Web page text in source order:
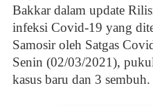
Bakkar dalam update
infeksi Covid-19 yang
Samosir oleh Satgas
Senin (02/03/2021),
kasus baru dan 3 sembuh.